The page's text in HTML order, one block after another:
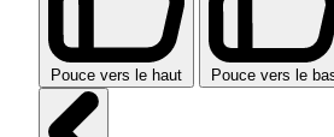
Pouce vers le haut Pouce vers le